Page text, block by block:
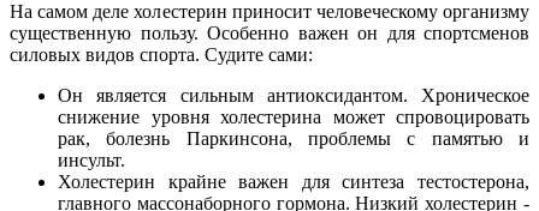
На самом деле холестерин приносит человеческому организму
существенную пользу. Особенно важен он для спортсменов
силовых видов спорта. Судите сами:
Он является сильным антиоксидантом. Хроническое
снижение уровня холестерина может спровоцировать
рак, болезнь Паркинсона, проблемы с памятью и
инсульт.
Холестерин крайне важен для синтеза тестостерона,
главного массонаборного гормона. Низкий холестерин -